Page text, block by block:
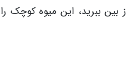
ببرید، این میوه کوچک را